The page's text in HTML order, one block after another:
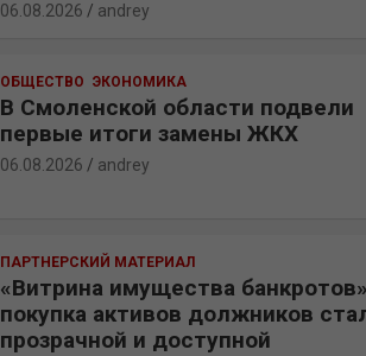
06.08.2026 andrey
ОБЩЕСТВО ЭКОНОМИКА
В Смоленской области подвели
первые итоги замены ЖКХ
06.08.2026 andrey
ПАРТНЕРСКИЙ МАТЕРИАЛ
«Витрина имущества
покупка активов должников
прозрачной и доступной